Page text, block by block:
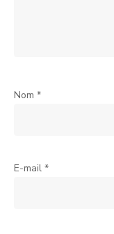
Nom *
E-mail *